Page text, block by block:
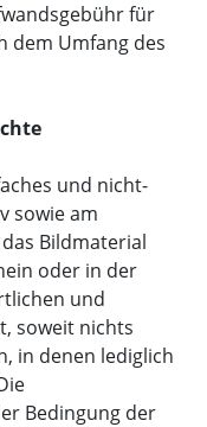
für
dem Umfang des
und nicht-
sowie am
Bildmaterial
oder in der
und
soweit nichts
in denen lediglich
Bedingung der